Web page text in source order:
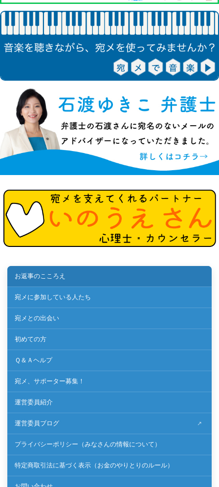
お返事のこころえ
宛メに参加している人たち
宛メとの出会い
初めての方
Ｑ＆Ａヘルプ
宛メ、サポーター募集！
運営委員紹介
運営委員ブログ
プライバシーポリシー（みなさんの情報について）
特定商取引法に基づく表示（お金のやりとりのルール）